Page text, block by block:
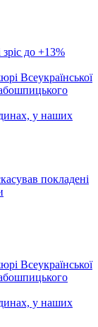
зріс до +13%
Всеукраїнської
у наших
покладені
Всеукраїнської
у наших